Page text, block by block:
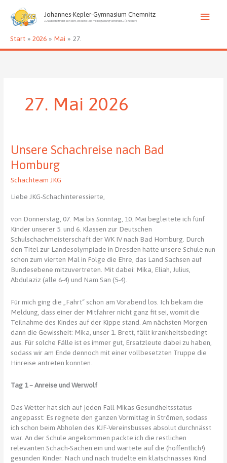
Inhalt
springen
Johannes-Kepler-Gymnasium Chemnitz
»Das Beste findet sich dort, wo sich Fleiß mit Begabung verbindet.« (J. Kepler)
Start 2026 Mai 27.
27. Mai 2026
Unsere Schachreise nach Bad
Homburg
Schachteam JKG
Liebe JKG-Schachinteressierte,
von Donnerstag, 07. Mai bis Sonntag, 10. Mai begleitete ich fünf
Kinder unserer 5. und 6. Klassen zur Deutschen
Schulschachmeisterschaft der WK IV nach Bad Homburg. Durch
den Titel zur Landesolympiade in Dresden hatte unsere Schule nun
schon zum vierten Mal in Folge die Ehre, das Land Sachsen auf
Bundesebene mitzuvertreten. Mit dabei: Mika, Eliah, Julius,
Abdulaziz (alle 6-4) und Nam San (5-4).
Für mich ging die „Fahrt“ schon am Vorabend los. Ich bekam die
Meldung, dass einer der Mitfahrer nicht ganz fit sei, womit die
Teilnahme des Kindes auf der Kippe stand. Am nächsten Morgen
dann die Gewissheit: Mika, unser 1. Brett, fällt krankheitsbedingt
aus. Für solche Fälle ist es immer gut, Ersatzleute dabei zu haben,
sodass wir am Ende dennoch mit einer vollbesetzten Truppe die
Hinreise antreten konnten.
Tag 1 – Anreise und Werwolf
Das Wetter hat sich auf jeden Fall Mikas Gesundheitsstatus
angepasst: Es regnete den ganzen Vormittag in Strömen, sodass
ich schon beim Abholen des KJF-Vereinsbusses absolut durchnässt
war. An der Schule angekommen packte ich die restlichen
relevanten Schach-Sachen ein und wartete auf die (hoffentlich!)
gesunden Kinder. Nach und nach trudelte ein klatschnasses Kind